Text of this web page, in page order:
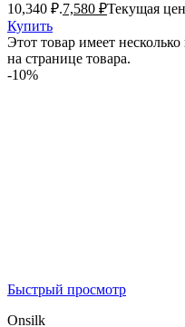
10,340 ₽.7,580 ₽Текущая
Купить
Этот товар имеет
на странице товара.
-10%
Быстрый просмотр
Onsilk